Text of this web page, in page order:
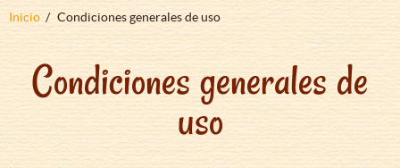
Sobrescribir
ayuda
navegación
Inicio Condiciones generales de uso
Condiciones generales de
uso